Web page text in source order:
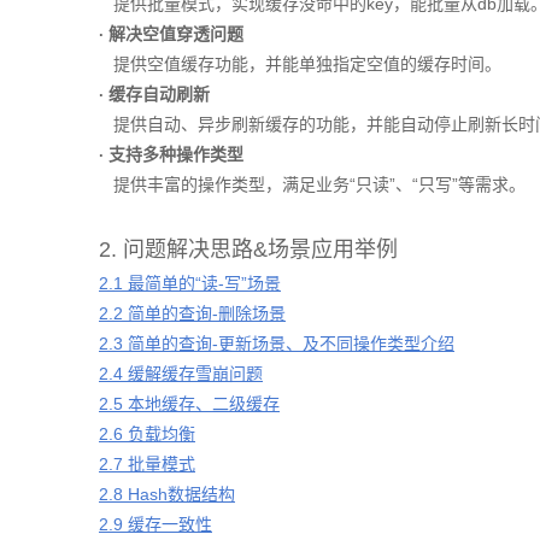
· 解决空值穿透问题
提供空值缓存功能，并能单独指定空值的缓存时间。
· 缓存自动刷新
提供自动、异步刷新缓存的功能，并能自动停止刷新长时
· 支持多种操作类型
提供丰富的操作类型，满足业务“只读”、“只写”等需求。
2. 问题解决思路&场景应用举例
2.1 最简单的“读-写”场景
2.2 简单的查询-删除场景
2.3 简单的查询-更新场景、及不同操作类型介绍
2.4 缓解缓存雪崩问题
2.5 本地缓存、二级缓存
2.6 负载均衡
2.7 批量模式
2.8 Hash数据结构
2.9 缓存一致性